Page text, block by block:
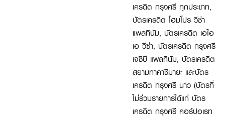
เครดิต กรุงศรี ทุกประเภท,
บัตรเครดิต โฮมโปร วีซ่า
แพลทินัม, บัตรเครดิต เอไอ
เอ วีซ่า, บัตรเครดิต กรุงศรี
เจซีบี แพลทินัม, บัตรเครดิต
สยามทาคาชิมายะ และบัตร
เครดิต กรุงศรี นาว (บัตรที่
ไม่ร่วมรายการได้แก่ บัตร
เครดิต กรุงศรี คอร์ปอเรท